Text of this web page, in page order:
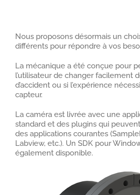
Nous proposons désormais un
différents pour répondre à vos
La mécanique a été conçue pour
l’utilisateur de changer facilement
d’accident ou si l’expérience
capteur.
La caméra est livrée avec une
standard et des plugins qui
des applications courantes
Labview, etc.). Un SDK pour
également disponible.